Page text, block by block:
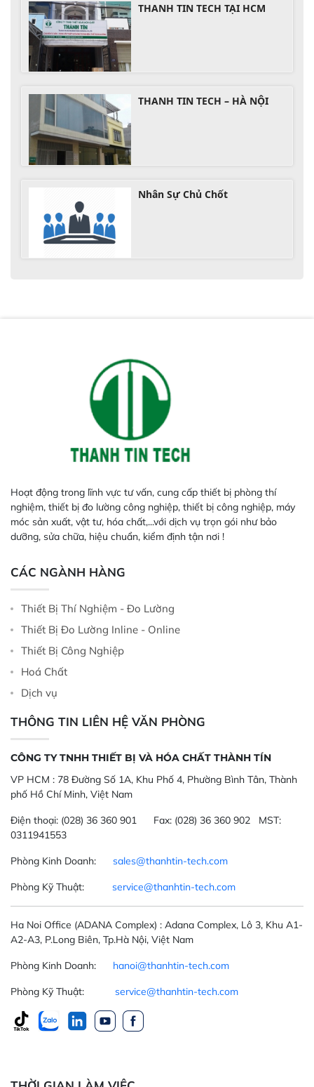
THANH TIN TECH TẠI HCM
THANH TIN TECH – HÀ NỘI
Nhân Sự Chủ Chốt
Hoạt động trong lĩnh vực tư vấn, cung cấp thiết bị phòng thí
nghiệm, thiết bị đo lường công nghiệp, thiết bị công nghiệp, máy
móc sản xuất, vật tư, hóa chất,...với dịch vụ trọn gói như bảo
dưỡng, sửa chữa, hiệu chuẩn, kiểm định tận nơi !
CÁC NGÀNH HÀNG
Thiết Bị Thí Nghiệm - Đo Lường
Thiết Bị Đo Lường Inline - Online
Thiết Bị Công Nghiệp
Hoá Chất
Dịch vụ
THÔNG TIN LIÊN HỆ VĂN PHÒNG
CÔNG TY TNHH THIẾT BỊ VÀ HÓA CHẤT THÀNH TÍN
VP HCM : 78 Đường Số 1A, Khu Phố 4, Phường Bình Tân, Thành
phố Hồ Chí Minh, Việt Nam
Điện thoại: (028) 36 360 901 Fax: (028) 36 360 902 MST:
0311941553
Phòng Kinh Doanh: sales@thanhtin-tech.com
Phòng Kỹ Thuật: service@thanhtin-tech.com
Ha Noi Office (ADANA Complex) : Adana Complex, Lô 3, Khu A1-
A2-A3, P.Long Biên, Tp.Hà Nội, Việt Nam
Phòng Kinh Doanh: hanoi@thanhtin-tech.com
Phòng Kỹ Thuật: service@thanhtin-tech.com